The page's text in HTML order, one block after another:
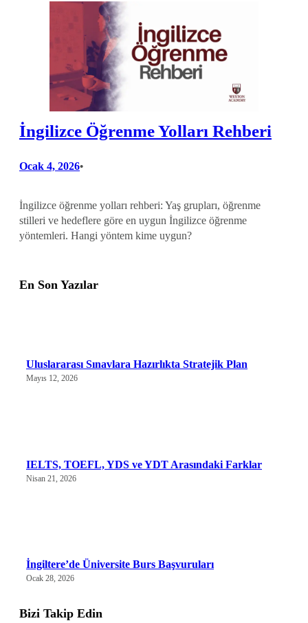
İngilizce Öğrenme Yolları Rehberi
Ocak 4, 2026•
İngilizce öğrenme yolları rehberi: Yaş grupları, öğrenme
stilleri ve hedeflere göre en uygun İngilizce öğrenme
yöntemleri. Hangi yöntem kime uygun?
En Son Yazılar
Uluslararası Sınavlara Hazırlıkta Stratejik Plan
Mayıs 12, 2026
IELTS, TOEFL, YDS ve YDT Arasındaki Farklar
Nisan 21, 2026
İngiltere’de Üniversite Burs Başvuruları
Ocak 28, 2026
Bizi Takip Edin